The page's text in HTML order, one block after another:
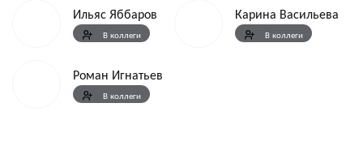
Ильяс Яббаров
В коллеги
Карина Васильева
В коллеги
Роман Игнатьев
В коллеги